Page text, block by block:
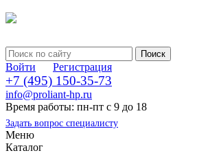
Войти Регистрация
+7 (495) 150-35-73
info@proliant-hp.ru
Время работы: пн-пт с 9 до 18
Задать вопрос специалисту
Меню
Каталог